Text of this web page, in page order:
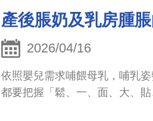
產後脹奶及乳房腫
2026/04/16
依照嬰兒需求哺餵母乳，哺乳
都要把握「鬆、一、面、大、貼